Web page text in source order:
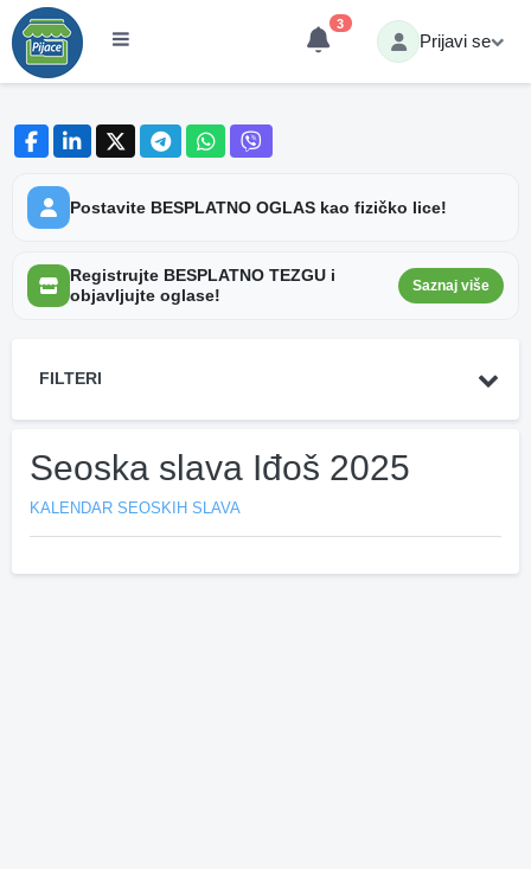
3
Prijavi se
Postavite BESPLATNO OGLAS kao fizičko lice!
Registrujte BESPLATNO TEZGU i
objavljujte oglase!
Saznaj više
FILTERI
Seoska slava Iđoš 2025
KALENDAR SEOSKIH SLAVA